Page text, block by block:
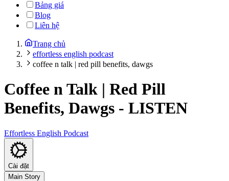
Bảng giá
Blog
Liên hệ
Trang chủ
effortless english podcast
coffee n talk | red pill benefits, dawgs
Coffee n Talk | Red Pill
Benefits, Dawgs - LISTEN
Effortless English Podcast
Cài đặt
Main Story